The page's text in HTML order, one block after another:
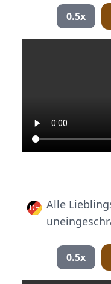
0.5x
Alle
0.5x